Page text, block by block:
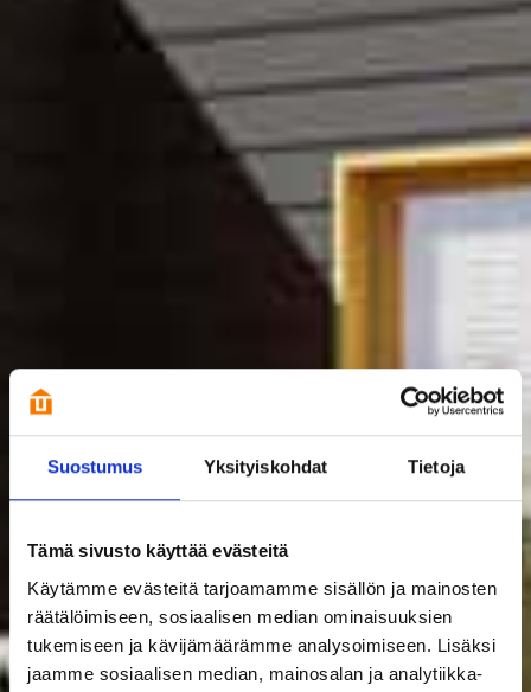
Suostumus Yksityiskohdat Tietoja
Tämä sivusto käyttää evästeitä
Käytämme evästeitä tarjoamamme sisällön ja mainosten
räätälöimiseen, sosiaalisen median ominaisuuksien
tukemiseen ja kävijämäärämme analysoimiseen. Lisäksi
jaamme sosiaalisen median, mainosalan ja analytiikka-